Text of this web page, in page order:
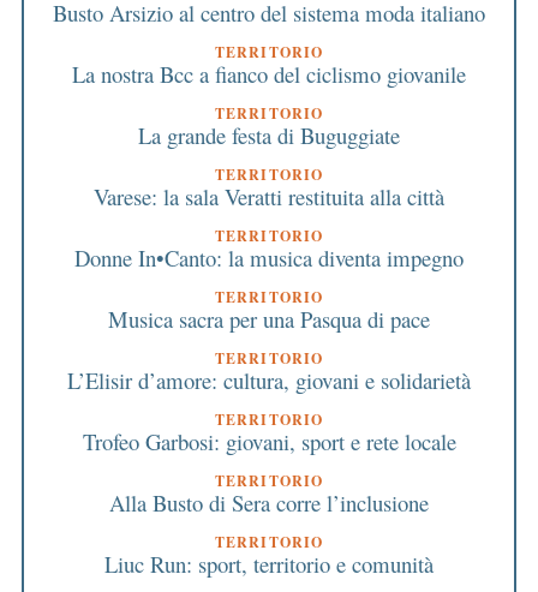
Busto Arsizio al centro del sistema moda italiano
TERRITORIO
La nostra Bcc a fianco del ciclismo giovanile
TERRITORIO
La grande festa di Buguggiate
TERRITORIO
Varese: la sala Veratti restituita alla città
TERRITORIO
Donne In•Canto: la musica diventa impegno
TERRITORIO
Musica sacra per una Pasqua di pace
TERRITORIO
L’Elisir d’amore: cultura, giovani e solidarietà
TERRITORIO
Trofeo Garbosi: giovani, sport e rete locale
TERRITORIO
Alla Busto di Sera corre l’inclusione
TERRITORIO
Liuc Run: sport, territorio e comunità